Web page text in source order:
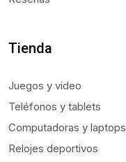
Tienda
Juegos y video
Teléfonos y tablets
Computadoras y laptops
Relojes deportivos